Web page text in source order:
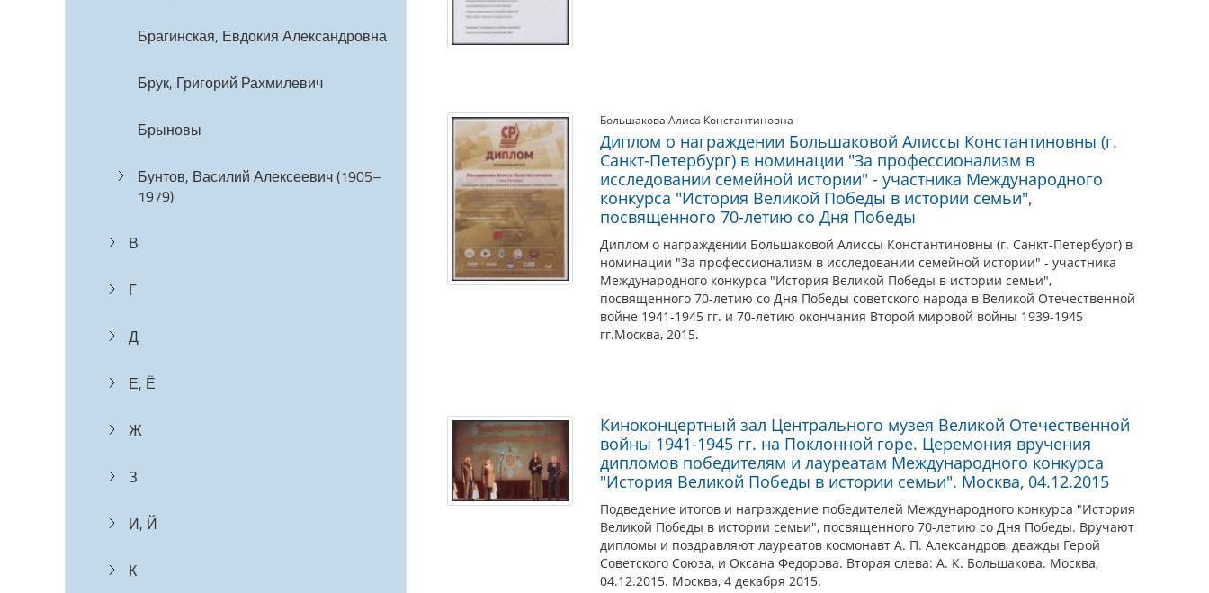
Брагинская, Евдокия Александровна
Брук, Григорий Рахмилевич
Брыновы
Бунтов, Василий Алексеевич (1905–
1979)
В
Г
Д
Е, Ё
Ж
З
И, Й
К
Большакова Алиса Константиновна
Диплом о награждении Большаковой Алиссы Константиновны (г.
Санкт-Петербург) в номинации "За профессионализм в
исследовании семейной истории" - участника Международного
конкурса "История Великой Победы в истории семьи",
посвященного 70-летию со Дня Победы
Диплом о награждении Большаковой Алиссы Константиновны (г. Санкт-Петербург) в
номинации "За профессионализм в исследовании семейной истории" - участника
Международного конкурса "История Великой Победы в истории семьи",
посвященного 70-летию со Дня Победы советского народа в Великой Отечественной
войне 1941-1945 гг. и 70-летию окончания Второй мировой войны 1939-1945
гг.Москва, 2015.
Киноконцертный зал Центрального музея Великой Отечественной
войны 1941-1945 гг. на Поклонной горе. Церемония вручения
дипломов победителям и лауреатам Международного конкурса
"История Великой Победы в истории семьи". Москва, 04.12.2015
Подведение итогов и награждение победителей Международного конкурса "История
Великой Победы в истории семьи", посвященного 70-летию со Дня Победы. Вручают
дипломы и поздравляют лауреатов космонавт А. П. Александров, дважды Герой
Советского Союза, и Оксана Федорова. Вторая слева: А. К. Большакова. Москва,
04.12.2015. Москва, 4 декабря 2015.